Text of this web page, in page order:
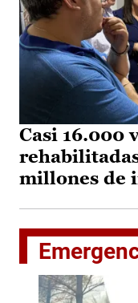
Casi 16.000
millones de